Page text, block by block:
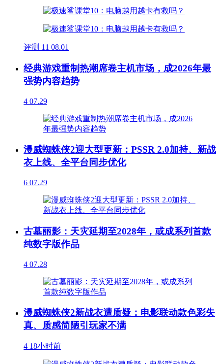
评测 11 08.01
经典游戏重制热潮席卷主机市场，成2026年最
强势内容趋势
4 07.29
漫威蜘蛛侠2迎大型更新：PSSR 2.0加持、新战
衣上线、全平台同步优化
6 07.29
古墓丽影：天灾延期至2028年，或成系列首款
纯数字版作品
4 07.28
漫威蜘蛛侠2新战衣遭质疑：电影联动款色彩失
真、质感简陋引玩家不满
4 18小时前